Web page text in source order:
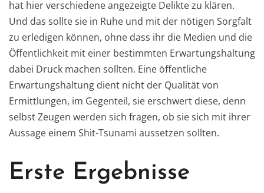
hat hier verschiedene angezeigte Delikte zu klären.
Und das sollte sie in Ruhe und mit der nötigen Sorgfalt
zu erledigen können, ohne dass ihr die Medien und die
Öffentlichkeit mit einer bestimmten Erwartungshaltung
dabei Druck machen sollten. Eine öffentliche
Erwartungshaltung dient nicht der Qualität von
Ermittlungen, im Gegenteil, sie erschwert diese, denn
selbst Zeugen werden sich fragen, ob sie sich mit ihrer
Aussage einem Shit-Tsunami aussetzen sollten.
Erste Ergebnisse